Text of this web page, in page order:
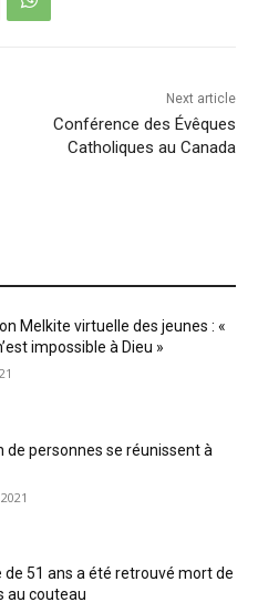
Next article
Conférence des Évêques
Catholiques au Canada
Melkite virtuelle des jeunes : «
impossible à Dieu »
de personnes se réunissent à
de 51 ans a été retrouvé mort de
au couteau